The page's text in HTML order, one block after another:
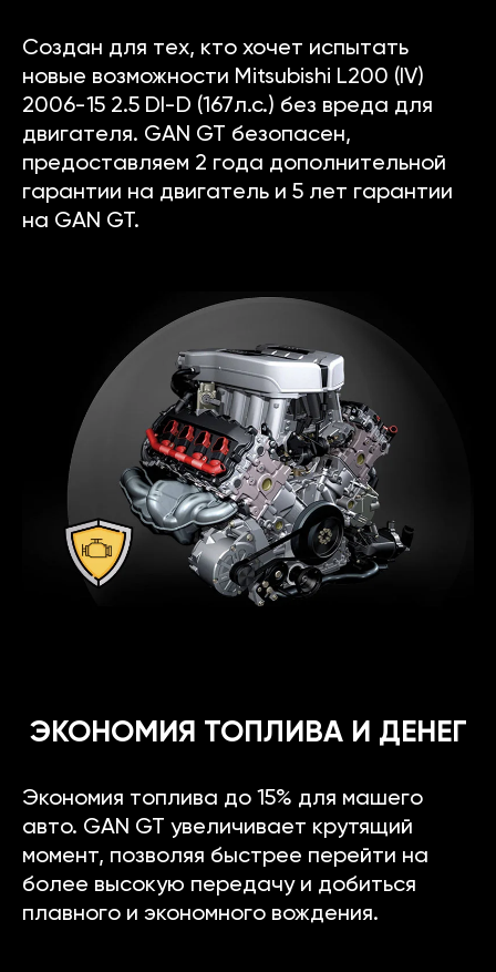
Создан для тех, кто хочет испытать
новые возможности Mitsubishi L200 (IV)
2006-15 2.5 DI-D (167л.с.) без вреда для
двигателя. GAN GT безопасен,
предоставляем 2 года дополнительной
гарантии на двигатель и 5 лет гарантии
на GAN GT.
ЭКОНОМИЯ ТОПЛИВА И ДЕНЕГ
Экономия топлива до 15% для машего
авто. GAN GT увеличивает крутящий
момент, позволяя быстрее перейти на
более высокую передачу и добиться
плавного и экономного вождения.